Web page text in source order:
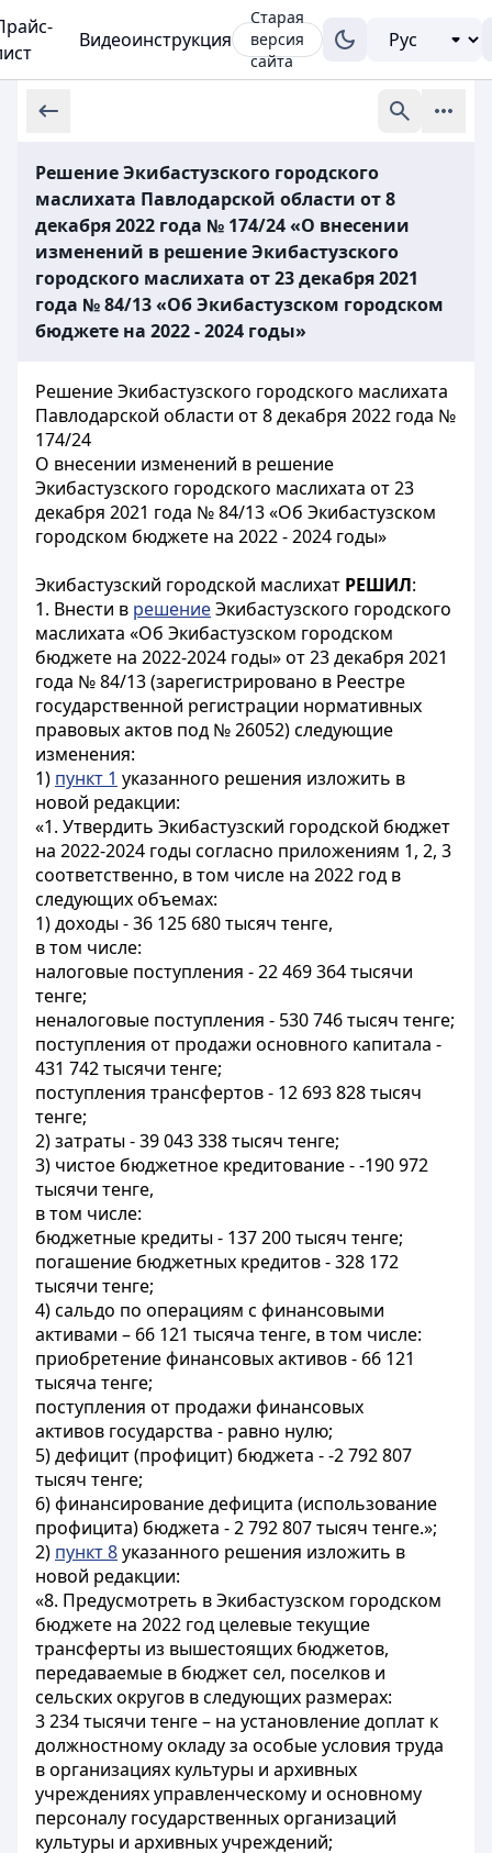
Видеоинструкция
Старая
версия
сайта
Решение Экибастузского городского
маслихата Павлодарской области от 8
декабря 2022 года № 174/24 «О внесении
изменений в решение Экибастузского
городского маслихата от 23 декабря 2021
года № 84/13 «Об Экибастузском городском
бюджете на 2022 - 2024 годы»
Решение Экибастузского городского маслихата
Павлодарской области от 8 декабря 2022 года №
174/24
О внесении изменений в решение
Экибастузского городского маслихата от 23
декабря 2021 года № 84/13 «Об Экибастузском
городском бюджете на 2022 - 2024 годы»
Экибастузский городской маслихат РЕШИЛ:
1. Внести в решениеЭкибастузского городского
маслихата «Об Экибастузском городском
бюджете на 2022-2024 годы» от 23 декабря 2021
года № 84/13 (зарегистрировано в Реестре
государственной регистрации нормативных
правовых актов под № 26052) следующие
изменения:
1) пункт 1 указанного решения изложить в
новой редакции:
«1. Утвердить Экибастузский городской бюджет
на 2022-2024 годы согласно приложениям 1, 2, 3
соответственно, в том числе на 2022 год в
следующих объемах:
1) доходы - 36 125 680 тысяч тенге,
в том числе:
налоговые поступления - 22 469 364 тысячи
тенге;
неналоговые поступления - 530 746 тысяч тенге;
поступления от продажи основного капитала -
431 742 тысячи тенге;
поступления трансфертов - 12 693 828 тысяч
тенге;
2) затраты - 39 043 338 тысяч тенге;
3) чистое бюджетное кредитование - -190 972
тысячи тенге,
в том числе:
бюджетные кредиты - 137 200 тысяч тенге;
погашение бюджетных кредитов - 328 172
тысячи тенге;
4) сальдо по операциям с финансовыми
активами – 66 121 тысяча тенге, в том числе:
приобретение финансовых активов - 66 121
тысяча тенге;
поступления от продажи финансовых
активов государства - равно нулю;
5) дефицит (профицит) бюджета - -2 792 807
тысяч тенге;
6) финансирование дефицита (использование
профицита) бюджета - 2 792 807 тысяч тенге.»;
2) пункт 8указанного решения изложить в
новой редакции:
«8. Предусмотреть в Экибастузском городском
бюджете на 2022 год целевые текущие
трансферты из вышестоящих бюджетов,
передаваемые в бюджет сел, поселков и
сельских округов в следующих размерах:
3 234 тысячи тенге – на установление доплат к
должностному окладу за особые условия труда
в организациях культуры и архивных
учреждениях управленческому и основному
персоналу государственных организаций
культуры и архивных учреждений;